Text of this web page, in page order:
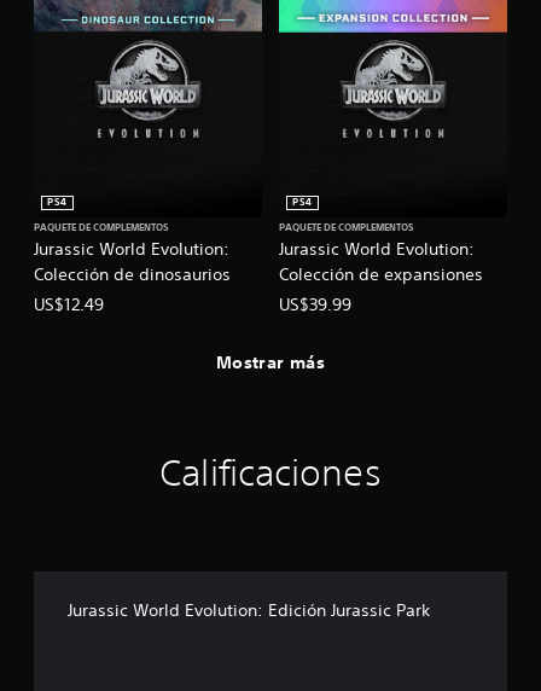
Jurassic World Evolution:
Colección de dinosaurios
PS4
PAQUETE DE COMPLEMENTOS
US$12.49
Jurassic World Evolution:
Colección de expansiones
PS4
PAQUETE DE COMPLEMENTOS
US$39.99
Mostrar más
Calificaciones
Jurassic World Evolution: Edición Jurassic Park